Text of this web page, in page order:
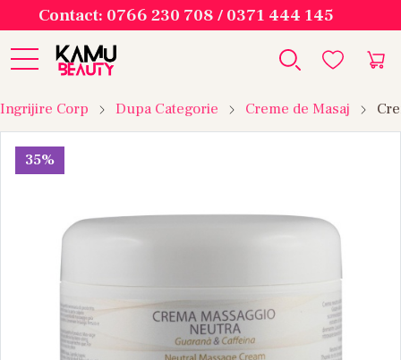
Contact: 0766 230 708 / 0371 444 145
Ingrijire Corp Dupa Categorie Creme de Masaj
35%